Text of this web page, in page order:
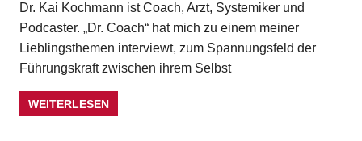
Dr. Kai Kochmann ist Coach, Arzt, Systemiker und
Podcaster. „Dr. Coach“ hat mich zu einem meiner
Lieblingsthemen interviewt, zum Spannungsfeld der
Führungskraft zwischen ihrem Selbst
WEITERLESEN